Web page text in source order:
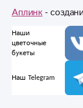
Аплинк-
Наши
цветочные
букеты
Наш Telegram